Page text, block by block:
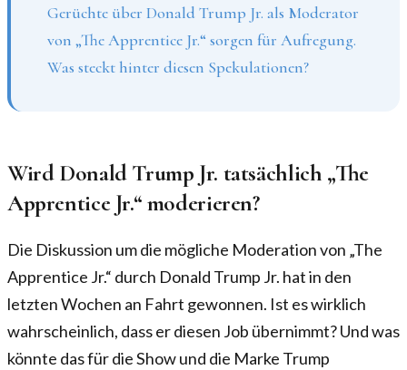
Gerüchte über Donald Trump Jr. als Moderator
von „The Apprentice Jr.“ sorgen für Aufregung.
Was steckt hinter diesen Spekulationen?
Wird Donald Trump Jr. tatsächlich „The
Apprentice Jr.“ moderieren?
Die Diskussion um die mögliche Moderation von „The
Apprentice Jr.“ durch Donald Trump Jr. hat in den
letzten Wochen an Fahrt gewonnen. Ist es wirklich
wahrscheinlich, dass er diesen Job übernimmt? Und was
könnte das für die Show und die Marke Trump